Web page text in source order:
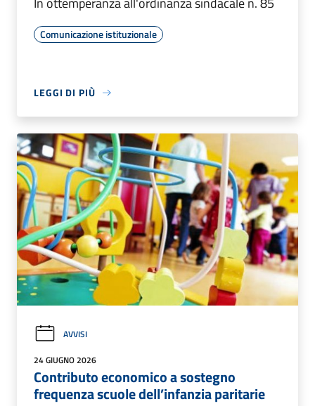
Comunicazione istituzionale
LEGGI DI PIÙ
AVVISI
24 GIUGNO 2026
Contributo economico a sostegno
frequenza scuole dell’infanzia paritarie